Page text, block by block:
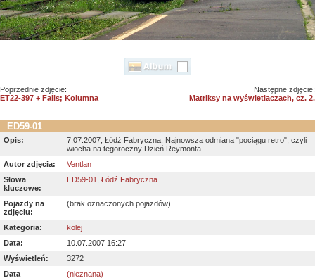
Poprzednie zdjęcie:
ET22-397 + Falls; Kolumna
Następne zdjęcie:
Matriksy na wyświetlaczach, cz. 2.
ED59-01
Opis:
7.07.2007, Łódź Fabryczna. Najnowsza odmiana "pociągu retro", czyli
wiocha na tegoroczny Dzień Reymonta.
Autor zdjęcia:
Ventlan
Słowa
kluczowe:
ED59-01 Łódź Fabryczna
Pojazdy na
zdjęciu:
(brak oznaczonych pojazdów)
Kategoria:
kolej
Data:
10.07.2007 16:27
Wyświetleń:
3272
Data
(nieznana)